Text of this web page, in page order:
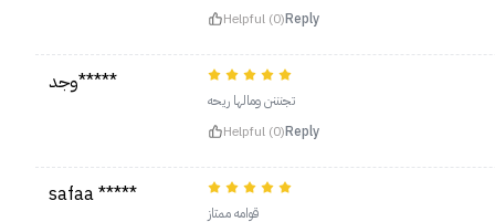
Helpful (0)Reply
وجد*****
تجنننن ومالها ريحه
Helpful (0)Reply
safaa *****
قوامه ممتاز